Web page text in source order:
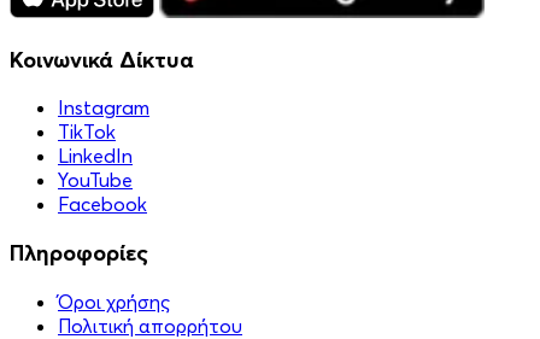
Κοινωνικά Δίκτυα
Instagram
TikTok
LinkedIn
YouTube
Facebook
Πληροφορίες
Όροι χρήσης
Πολιτική απορρήτου